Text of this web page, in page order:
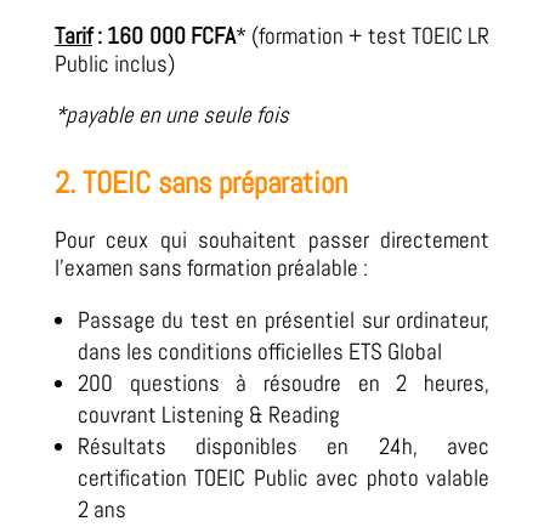
Tarif: 160 000 FCFA* (formation + test TOEIC LR
Public inclus)
*payable en une seule fois
2. TOEIC sans préparation
Pour ceux qui souhaitent passer directement
l’examen sans formation préalable :
Passage du test en présentiel sur ordinateur,
dans les conditions officielles ETS Global
200 questions à résoudre en 2 heures,
couvrant Listening & Reading
Résultats disponibles en 24h, avec
certification TOEIC Public avec photo valable
2 ans